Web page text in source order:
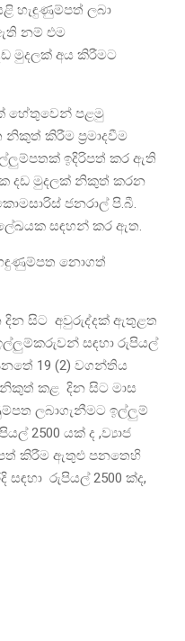
හැඳුණුම්පත් ලබා
නම් එම
මුදලක් අය කිරීමට
හේතුවෙන් පළමු
කිරීම ප්‍රමාදවීම
ඉදිරිපත් කර ඇති
දඩ මුදලක් නිකුත් කරන
ජනරාල් පි.බී.
සඳහන් කර ඇත.
නොගත්
දින සිට අවුරුද්දක් ඇතුළත
සඳහා රුපියල්
19 (2) වගන්තිය
කළ දින සිට මාස
ලබාගැනීමට ඉල්ලුම්
2500 යක් ද ,ව්‍යාජ
කිරීම ඇතුළු පනතෙහි
රුපියල් 2500 ක්ද,